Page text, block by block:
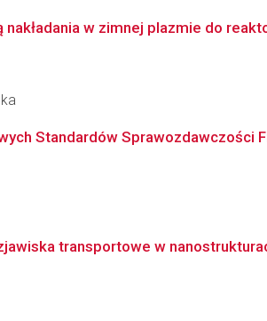
w zimnej plazmie do
Standardów Sprawozdawczości
transportowe w